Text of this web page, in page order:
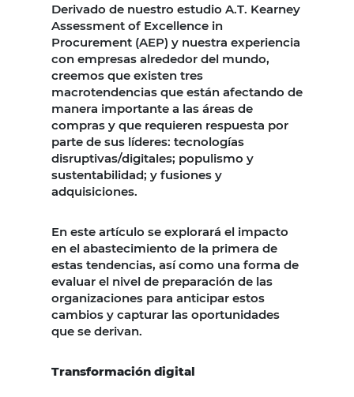
Derivado de nuestro estudio A.T. Kearney
Assessment of Excellence in
Procurement (AEP) y nuestra experiencia
con empresas alrededor del mundo,
creemos que existen tres
macrotendencias que están afectando de
manera importante a las áreas de
compras y que requieren respuesta por
parte de sus líderes: tecnologías
disruptivas/digitales; populismo y
sustentabilidad; y fusiones y
adquisiciones.
En este artículo se explorará el impacto
en el abastecimiento de la primera de
estas tendencias, así como una forma de
evaluar el nivel de preparación de las
organizaciones para anticipar estos
cambios y capturar las oportunidades
que se derivan.
Transformación digital